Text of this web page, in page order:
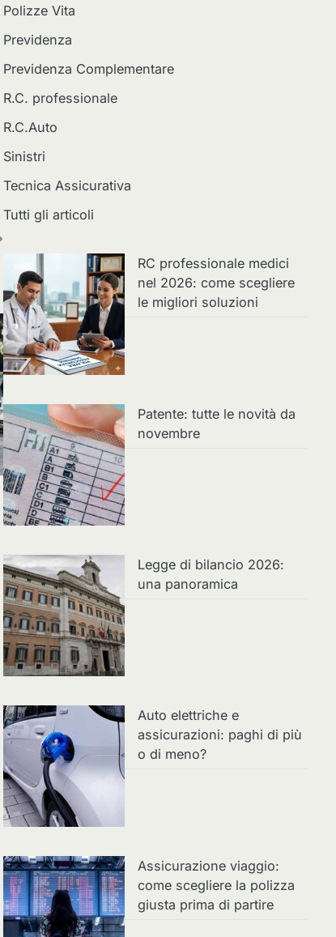
Polizze Vita
Previdenza
Previdenza Complementare
R.C. professionale
R.C.Auto
Sinistri
Tecnica Assicurativa
Tutti gli articoli
RC professionale medici
nel 2026: come scegliere
le migliori soluzioni
Patente: tutte le novità da
novembre
Legge di bilancio 2026:
una panoramica
Auto elettriche e
assicurazioni: paghi di più
o di meno?
Assicurazione viaggio:
come scegliere la polizza
giusta prima di partire